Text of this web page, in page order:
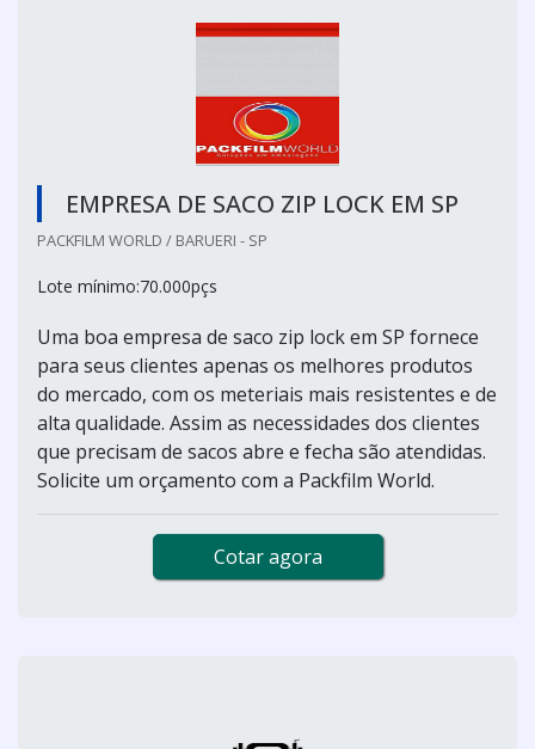
EMPRESA DE SACO ZIP LOCK EM SP
PACKFILM WORLD / BARUERI - SP
Lote mínimo:70.000pçs
Uma boa empresa de saco zip lock em SP fornece
para seus clientes apenas os melhores produtos
do mercado, com os meteriais mais resistentes e de
alta qualidade. Assim as necessidades dos clientes
que precisam de sacos abre e fecha são atendidas.
Solicite um orçamento com a Packfilm World.
Cotar agora